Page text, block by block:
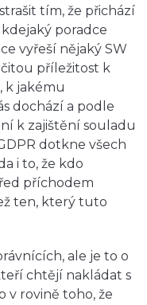
tím, že přichází
kdejaký poradce
vyřeší nějaký SW
příležitost k
k jakému
dochází a podle
k zajištění souladu
dotkne všech
i to, že kdo
příchodem
ten, který tuto
ale je to o
chtějí nakládat s
v rovině toho, že